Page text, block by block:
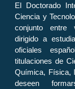
El Doctorado
Ciencia y
conjunto entre
dirigido a
oficiales
titulaciones de
Química, Física,
deseen